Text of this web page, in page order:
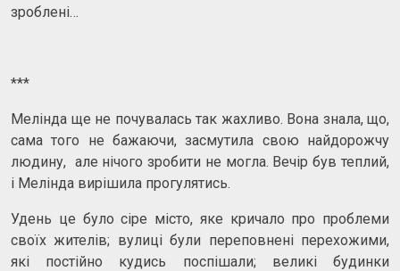
зроблені…
***
Мелінда ще не почувалась так жахливо. Вона знала, що,
сама того не бажаючи, засмутила свою найдорожчу
людину, але нічого зробити не могла. Вечір був теплий,
і Мелінда вирішила прогулятись.
Удень це було сіре місто, яке кричало про проблеми
своїх жителів; вулиці були переповнені перехожими,
які постійно кудись поспішали; великі будинки